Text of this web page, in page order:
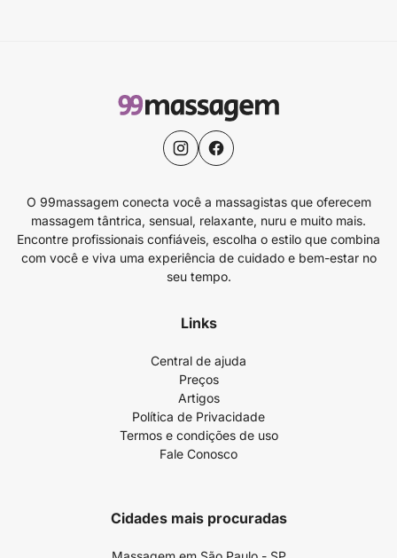
O 99massagem conecta você a massagistas que oferecem
massagem tântrica, sensual, relaxante, nuru e muito mais.
Encontre profissionais confiáveis, escolha o estilo que combina
com você e viva uma experiência de cuidado e bem-estar no
seu tempo.
Links
Central de ajuda
Preços
Artigos
Política de Privacidade
Termos e condições de uso
Fale Conosco
Cidades mais procuradas